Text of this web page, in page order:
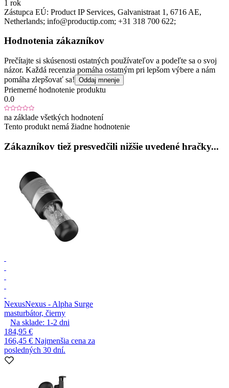
1 rok
Zástupca EÚ: Product IP Services, Galvanistraat 1 , 6716 AE,
Netherlands; info@productip.com; +31 318 700 622;
Hodnotenia zákazníkov
Prečítajte si skúsenosti ostatných používateľov a podeľte sa o svoj
názor. Každá recenzia pomáha ostatným pri lepšom výbere a nám
pomáha zlepšovať sa! Oddaj mnenje
Priemerné hodnotenie produktu
0.0
na základe všetkých hodnotení
Tento produkt nemá žiadne hodnotenie
Zákazníkov tiež presvedčili nižšie uvedené hračky...
NexusNexus - Alpha Surge
masturbátor, čierny
Na sklade: 1-2 dni
184,95 €
166,45 € Najmenšia cena za
posledných 30 dní.